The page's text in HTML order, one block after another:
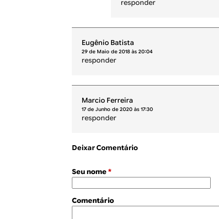
responder
Eugênio Batista
29 de Maio de 2018 às 20:04
responder
Marcio Ferreira
17 de Junho de 2020 às 17:30
responder
Deixar Comentário
Seu nome*
Comentário